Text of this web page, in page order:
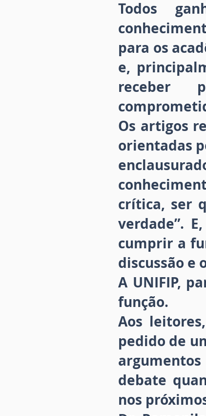
Todos
para os
e,
receber
Os artigos
orientadas
crítica, ser
verdade”.
cumprir a
discussão e
A UNIFIP,
função.
Aos
pedido de
debate
nos